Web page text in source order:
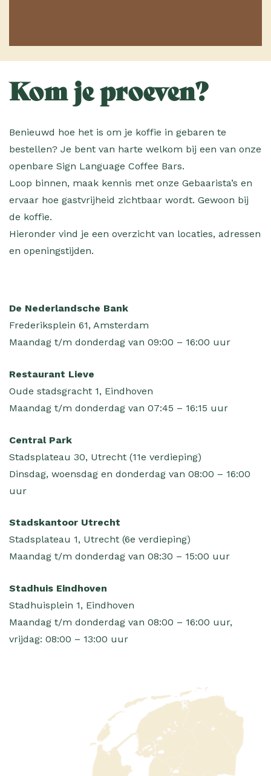
Kom je proeven?
Benieuwd hoe het is om je koffie in gebaren te
bestellen? Je bent van harte welkom bij een van onze
openbare Sign Language Coffee Bars.
Loop binnen, maak kennis met onze Gebaarista’s en
ervaar hoe gastvrijheid zichtbaar wordt. Gewoon bij
de koffie.
Hieronder vind je een overzicht van locaties, adressen
en openingstijden.
De Nederlandsche Bank
Frederiksplein 61, Amsterdam
Maandag t/m donderdag van 09:00 – 16:00 uur
Restaurant Lieve
Oude stadsgracht 1, Eindhoven
Maandag t/m donderdag van 07:45 – 16:15 uur
Central Park
Stadsplateau 30, Utrecht (11e verdieping)
Dinsdag, woensdag en donderdag van 08:00 – 16:00
uur
Stadskantoor Utrecht
Stadsplateau 1, Utrecht (6e verdieping)
Maandag t/m donderdag van 08:30 – 15:00 uur
Stadhuis Eindhoven
Stadhuisplein 1, Eindhoven
Maandag t/m donderdag van 08:00 – 16:00 uur,
vrijdag: 08:00 – 13:00 uur